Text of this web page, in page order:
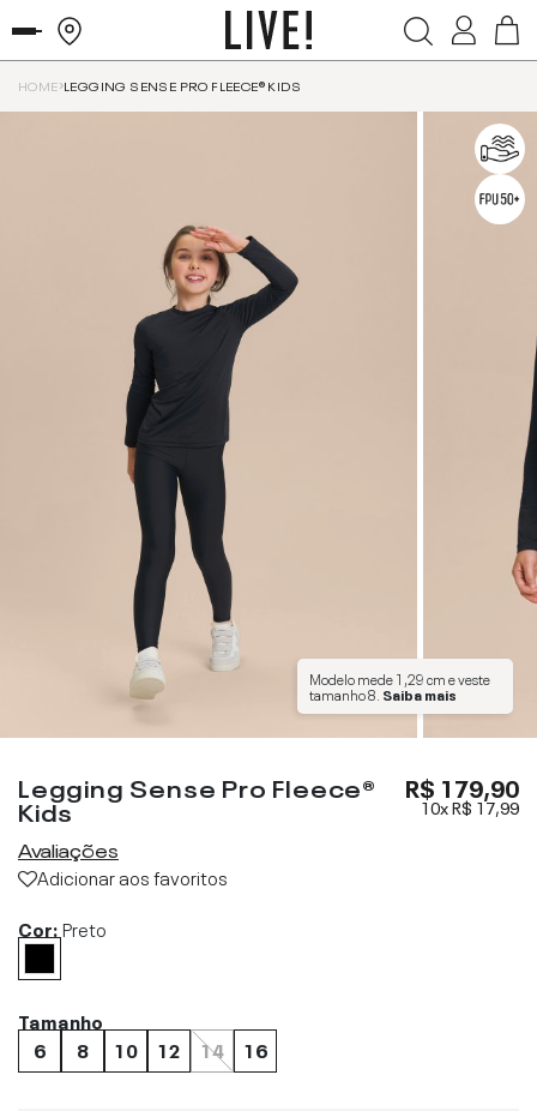
HOME LEGGING SENSE PRO FLEECE® KIDS
Modelo mede1,29 cme veste
tamanho8 Saiba mais
Legging Sense Pro Fleece®
Kids
Avaliações
Adicionar aos favoritos
R$ 179,90
10xR$ 17,99
Cor:Preto
Tamanho
6
8 10 12 14 16